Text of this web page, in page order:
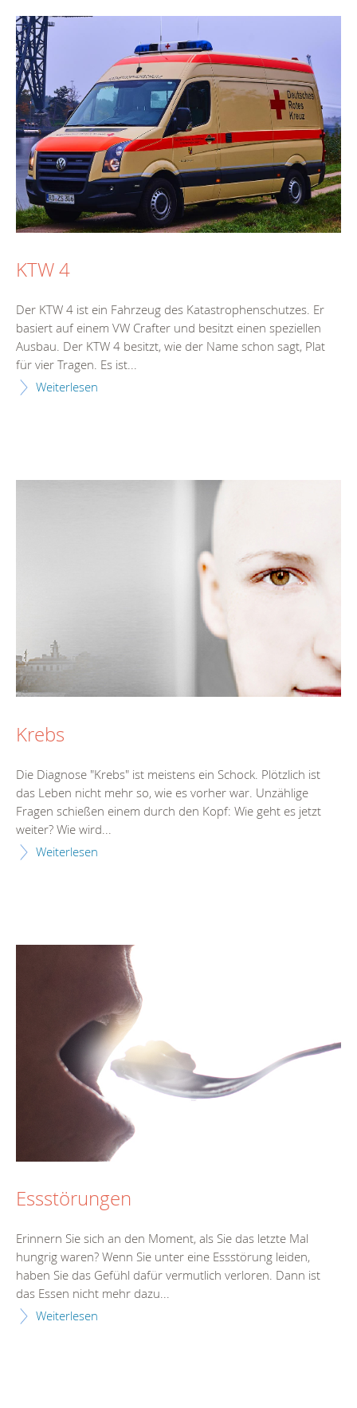
KTW 4
Der KTW 4 ist ein Fahrzeug des Katastrophenschutzes. Er
basiert auf einem VW Crafter und besitzt einen speziellen
Ausbau. Der KTW 4 besitzt, wie der Name schon sagt, Plat
für vier Tragen. Es ist...
Weiterlesen
Krebs
Die Diagnose "Krebs" ist meistens ein Schock. Plötzlich ist
das Leben nicht mehr so, wie es vorher war. Unzählige
Fragen schießen einem durch den Kopf: Wie geht es jetzt
weiter? Wie wird...
Weiterlesen
Essstörungen
Erinnern Sie sich an den Moment, als Sie das letzte Mal
hungrig waren? Wenn Sie unter eine Essstörung leiden,
haben Sie das Gefühl dafür vermutlich verloren. Dann ist
das Essen nicht mehr dazu...
Weiterlesen